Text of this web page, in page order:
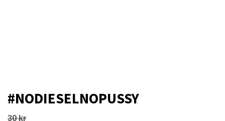
#NODIESELNOPUSSY
30 kr